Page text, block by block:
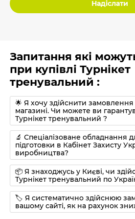
Надіслати
Запитання які
при купівлі Турнікет
тренувальний :
🌟 Я хочу здійснити
магазині. Чи можете ви
Турнікет тренувальний ?
🔬 Спеціалізоване обладнання
підготовки в Кабінет Захисту
виробництва?
📦 Я знаходжусь у Києві, чи
Турнікет тренувальний по
🏷 Я систематично здійснюю
вашому сайті, як на рахунок